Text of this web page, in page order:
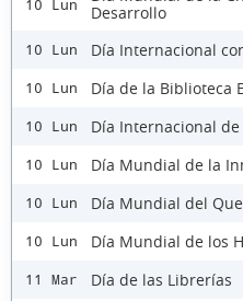
10 Lun
Desarrollo
10 Lun Día Internacional
10 Lun Día de la Biblioteca
10 Lun Día Internacional
10 Lun Día Mundial de la
10 Lun Día Mundial del
10 Lun Día Mundial de los
11 Mar Día de las Librerías